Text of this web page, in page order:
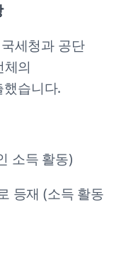
세청과 공단
의
했습니다.
소득 활동)
등재 (소득 활동